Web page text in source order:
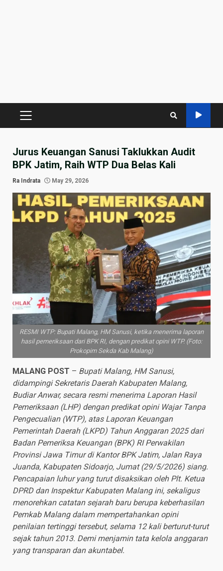
PRIMARY
Jurus Keuangan Sanusi Taklukkan Audit
BPK Jatim, Raih WTP Dua Belas Kali
Ra Indrata May 29, 2026
RESMI WTP: Bupati Malang, HM Sanusi, ketika menerima laporan
hasil pemeriksaan dari BPK RI, dengan predikat opini WTP. (Foto:
Prokopim Sekda Kab Malang)
MALANG POST – Bupati Malang, HM Sanusi,
didampingi Sekretaris Daerah Kabupaten Malang,
Budiar Anwar, secara resmi menerima Laporan Hasil
Pemeriksaan (LHP) dengan predikat opini Wajar Tanpa
Pengecualian (WTP), atas Laporan Keuangan
Pemerintah Daerah (LKPD) Tahun Anggaran 2025 dari
Badan Pemeriksa Keuangan (BPK) RI Perwakilan
Provinsi Jawa Timur di Kantor BPK Jatim, Jalan Raya
Juanda, Kabupaten Sidoarjo, Jumat (29/5/2026) siang.
Pencapaian luhur yang turut disaksikan oleh Plt. Ketua
DPRD dan Inspektur Kabupaten Malang ini, sekaligus
menorehkan catatan sejarah baru berupa keberhasilan
Pemkab Malang dalam mempertahankan opini
penilaian tertinggi tersebut, selama 12 kali berturut-turut
sejak tahun 2013. Demi menjamin tata kelola anggaran
yang transparan dan akuntabel.